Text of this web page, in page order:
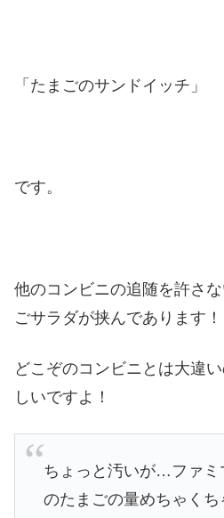
「たまごのサンドイッチ」
です。
他のコンビニの追随を許さ
ごサラダが挟んであります！
どこぞのコンビニとは大違
しいですよ！
ちょっと汚いが…ファミ
のたまごの量めちゃく